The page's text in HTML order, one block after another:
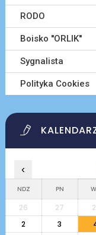
RODO
Boisko ''ORLIK''
Sygnalista
Polityka Cookies
‹
NDZ PN
26 27
2
3